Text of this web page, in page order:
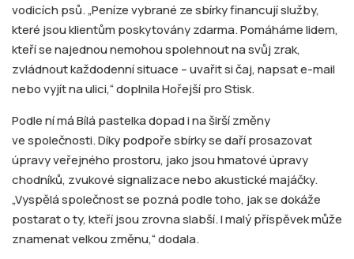
vodicích psů. „Peníze vybrané ze sbírky financují služby,
které jsou klientům poskytovány zdarma. Pomáháme lidem,
kteří se najednou nemohou spolehnout na svůj zrak,
zvládnout každodenní situace – uvařit si čaj, napsat e-mail
nebo vyjít na ulici,“ doplnila Hořejší pro Stisk.
Podle ní má Bílá pastelka dopad i na širší změny
ve společnosti. Díky podpoře sbírky se daří prosazovat
úpravy veřejného prostoru, jako jsou hmatové úpravy
chodníků, zvukové signalizace nebo akustické majáčky.
„Vyspělá společnost se pozná podle toho, jak se dokáže
postarat o ty, kteří jsou zrovna slabší. I malý příspěvek může
znamenat velkou změnu,“ dodala.